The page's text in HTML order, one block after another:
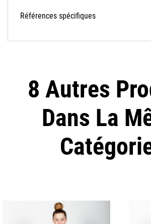
Références spécifiques
8 Autres
Dans La